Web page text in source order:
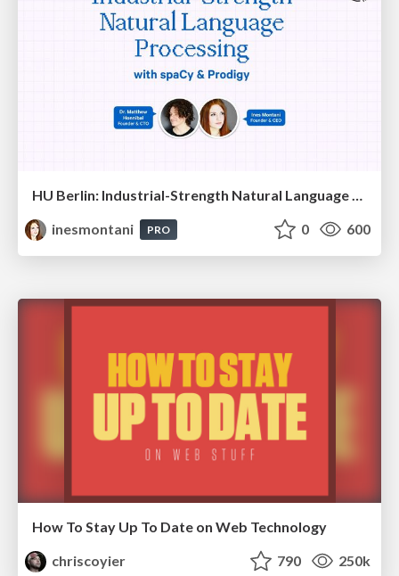
inesmontani
PRO 0 600
How To Stay Up To Date on Web Technology
chriscoyier
790 250k